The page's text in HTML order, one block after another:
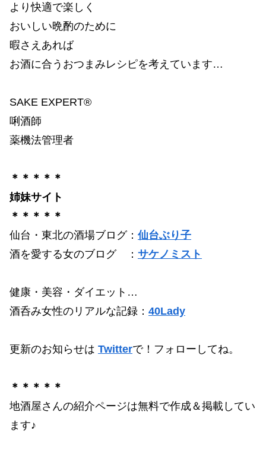
より快適で楽しく
おいしい晩酌のために
暇さえあれば
お酒に合うおつまみレシピを考えています…
SAKE EXPERT®
唎酒師
薬機法管理者
＊＊＊＊＊
姉妹サイト
＊＊＊＊＊
仙台・東北の酒場ブログ： 仙台ぶり子
酒を愛する女のブログ ： サケノミスト
健康・美容・ダイエット…
酒呑み女性のリアルな記録： 40Lady
更新のお知らせは Twitterで！フォローしてね。
＊＊＊＊＊
地酒屋さんの紹介ページは無料で作成＆掲載してい
ます♪